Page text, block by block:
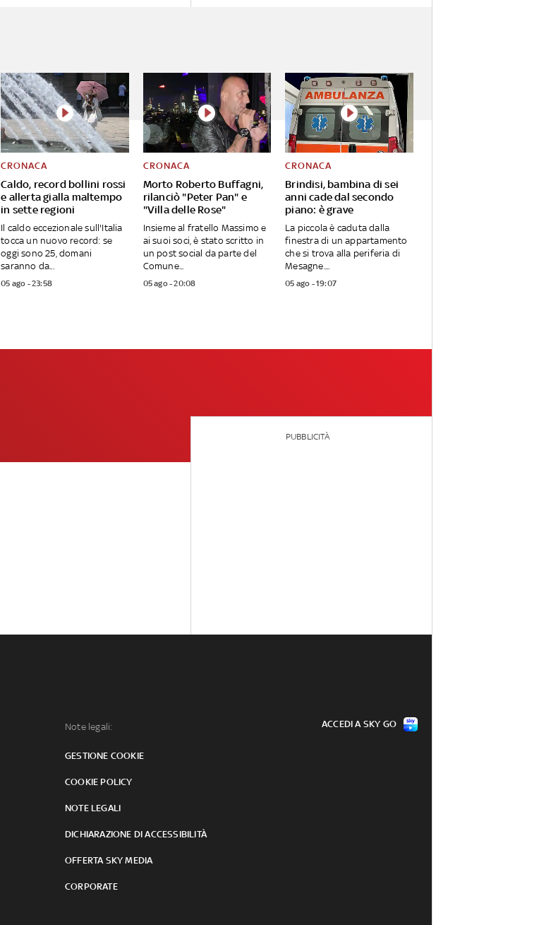
Caldo, record bollini rossi
e allerta gialla maltempo
in sette regioni
CRONACA
Il caldo eccezionale sull'Italia
tocca un nuovo record: se
oggi sono 25, domani
saranno da...
05 ago - 23:58
Morto Roberto Buffagni,
rilanciò "Peter Pan" e
"Villa delle Rose"
CRONACA
Insieme al fratello Massimo e
ai suoi soci, è stato scritto in
un post social da parte del
Comune...
05 ago - 20:08
Brindisi, bambina di sei
anni cade dal secondo
piano: è grave
CRONACA
La piccola è caduta dalla
finestra di un appartamento
che si trova alla periferia di
Mesagne....
05 ago - 19:07
PUBBLICITÀ
Note legali:
GESTIONE COOKIE
COOKIE POLICY
NOTE LEGALI
DICHIARAZIONE DI ACCESSIBILITÀ
OFFERTA SKY MEDIA
CORPORATE
ACCEDI A SKY GO